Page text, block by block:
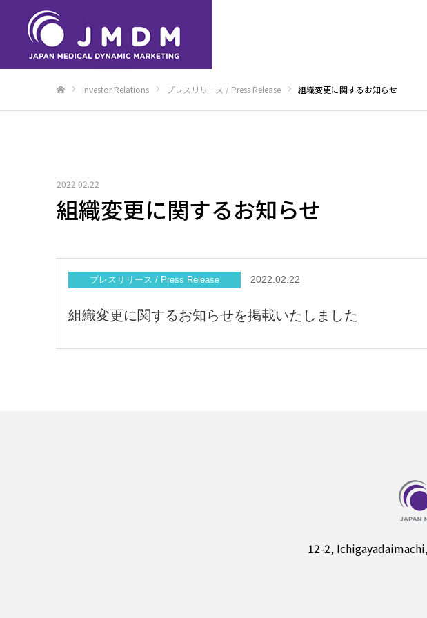
Investor Relations プレスリリース / Press Release 組織変更に関するお知らせ
2022.02.22
組織変更に関するお知らせ
プレスリリース / Press Release 2022.02.22
組織変更に関するお知らせを掲載いたしました
12-2,